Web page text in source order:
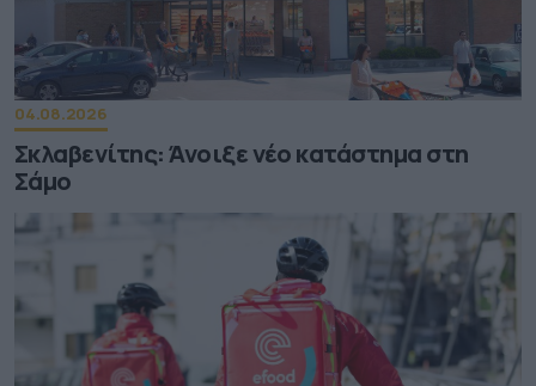
04.08.2026
Σκλαβενίτης: Άνοιξε νέο κατάστημα στη
Σάμο